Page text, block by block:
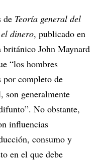
de Teoría general del
dinero, publicado en
británico John Maynard
“los hombres
por completo de
son generalmente
No obstante,
influencias
consumo y
en el que debe